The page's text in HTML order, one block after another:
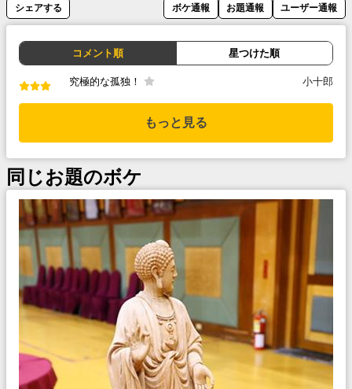
シェアする ボケ通報 お題通報 ユーザー通報
コメント順 星つけた順
究極的な孤独！ 小十郎
もっと見る
同じお題のボケ